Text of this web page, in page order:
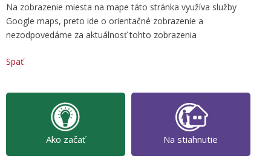
Na zobrazenie miesta na mape táto stránka využíva služby
Google maps, preto ide o orientačné zobrazenie a
nezodpovedáme za aktuálnosť tohto zobrazenia
Späť
Ako začať Na stiahnutie